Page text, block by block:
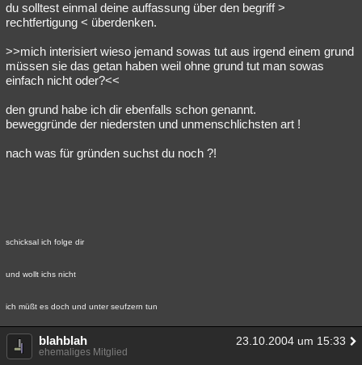
du solltest einmal deine auffassung über den begriff >
rechtfertigung < überdenken.
>>mich interisiert wieso jemand sowas tut aus irgend einem grund
müssen sie das getan haben weil ohne grund tut man sowas
einfach nicht oder?<<
den grund habe ich dir ebenfalls schon genannt.
beweggründe der niedersten und unmenschlichsten art !
nach was für gründen suchst du noch ?!
schicksal ich folge dir
und wollt ichs nicht
ich müßt es doch und unter seufzern tun
blahblah 23.10.2004 um 15:33
ehemaliges Mitglied